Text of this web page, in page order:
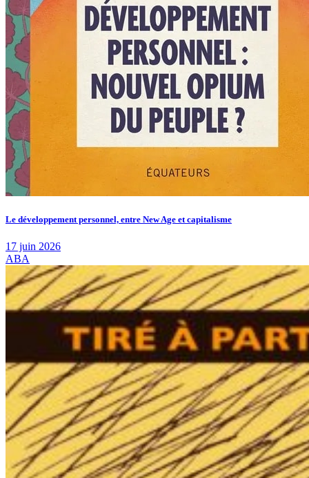
Le développement personnel, entre New Age et capitalisme
17 juin 2026
ABA